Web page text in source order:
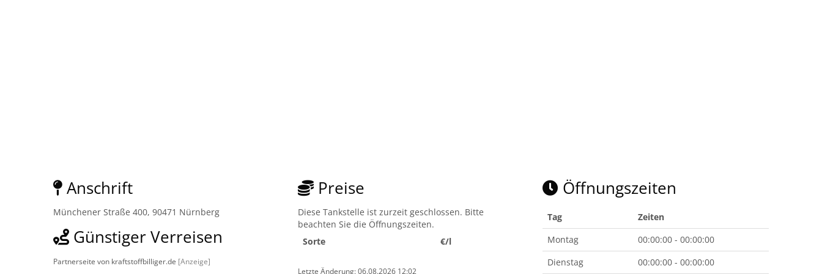
Anschrift
Münchener Straße 400, 90471 Nürnberg
Günstiger Verreisen
Partnerseite von kraftstoffbilliger.de [Anzeige]
Preise
Diese Tankstelle ist zurzeit geschlossen. Bitte
beachten Sie die Öffnungszeiten.
Sorte
€/l
Letzte Änderung: 06.08.2026 12:02
Öffnungszeiten
Tag
Zeiten
Montag
00:00:00 - 00:00:00
Dienstag
00:00:00 - 00:00:00